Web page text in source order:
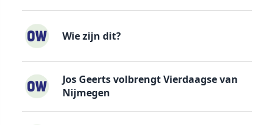
Wie zijn dit?
Jos Geerts volbrengt Vierdaagse van
Nijmegen